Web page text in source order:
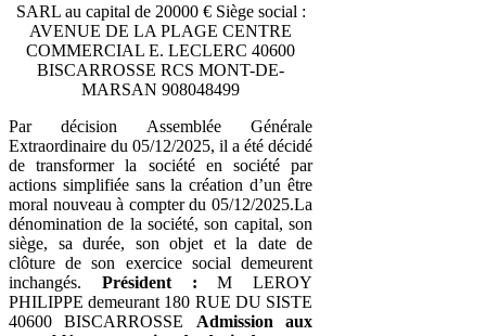
SARL au capital de 20000 € Siège social :
AVENUE DE LA PLAGE CENTRE
COMMERCIAL E. LECLERC 40600
BISCARROSSE RCS MONT-DE-
MARSAN 908048499
Par décision Assemblée Générale
Extraordinaire du 05/12/2025, il a été décidé
de transformer la société en société par
actions simplifiée sans la création d’un être
moral nouveau à compter du 05/12/2025.La
dénomination de la société, son capital, son
siège, sa durée, son objet et la date de
clôture de son exercice social demeurent
inchangés. Président : M LEROY
PHILIPPE demeurant 180 RUE DU SISTE
40600 BISCARROSSE Admission aux